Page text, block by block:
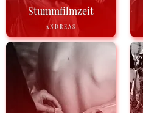
Stummfilmzeit
ANDREAS